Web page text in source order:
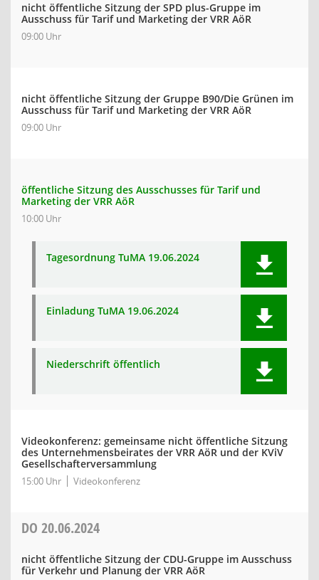
nicht öffentliche Sitzung der SPD plus-Gruppe im
Ausschuss für Tarif und Marketing der VRR AöR
09:00 Uhr
nicht öffentliche Sitzung der Gruppe B90/Die Grünen im
Ausschuss für Tarif und Marketing der VRR AöR
09:00 Uhr
öffentliche Sitzung des Ausschusses für Tarif und
Marketing der VRR AöR
10:00 Uhr
Tagesordnung TuMA 19.06.2024
Einladung TuMA 19.06.2024
Niederschrift öffentlich
Videokonferenz: gemeinsame nicht öffentliche Sitzung
des Unternehmensbeirates der VRR AöR und der KViV
Gesellschafterversammlung
15:00 Uhr Videokonferenz
DO 20.06.2024
nicht öffentliche Sitzung der CDU-Gruppe im Ausschuss
für Verkehr und Planung der VRR AöR